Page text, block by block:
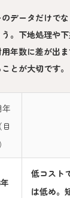
データだけで
。下地処理や
年数に差が出
とが大切です。
低コスト
は低め。